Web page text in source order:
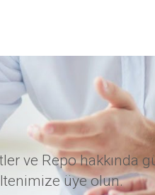
ve Repo hakkında
üye olun.